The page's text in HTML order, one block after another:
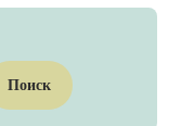
Поиск